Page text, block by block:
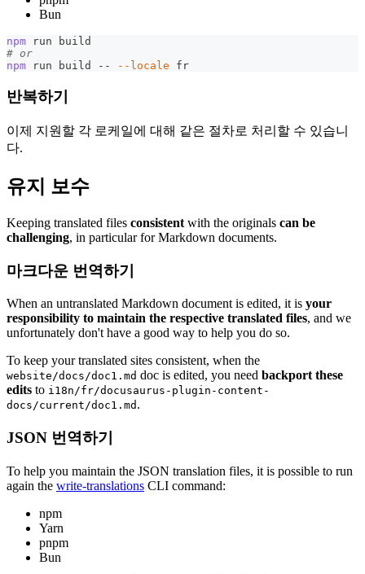
Bun
npm run build
# or
npm run build -- --locale fr
반복하기
이제 지원할 각 로케일에 대해 같은 절차로 처리할 수 있습니
다.
유지 보수
Keeping translated files consistent with the originals can be
challenging, in particular for Markdown documents.
마크다운 번역하기
When an untranslated Markdown document is edited, it is your
responsibility to maintain the respective translated files, and we
unfortunately don't have a good way to help you do so.
To keep your translated sites consistent, when the
website/docs/doc1.md doc is edited, you need backport these
edits to i18n/fr/docusaurus-plugin-content-
docs/current/doc1.md .
JSON 번역하기
To help you maintain the JSON translation files, it is possible to run
again the write-translations CLI command:
npm
Yarn
pnpm
Bun